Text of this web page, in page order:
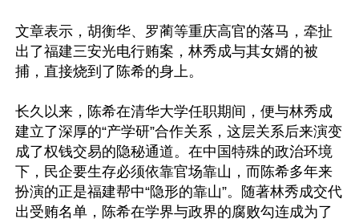
文章表示，胡衡华、罗蔺等重庆高官的落马，牵扯
出了福建三安光电行贿案，林秀成与其女婿的被
捕，直接烧到了陈希的身上。
长久以来，陈希在清华大学任职期间，便与林秀成
建立了深厚的“产学研”合作关系，这层关系后来演变
成了权钱交易的隐秘通道。在中国特殊的政治环境
下，民企要生存必须依靠官场靠山，而陈希多年来
扮演的正是福建帮中“隐形的靠山”。随著林秀成交代
出受贿名单，陈希在学界与政界的腐败勾连成为了